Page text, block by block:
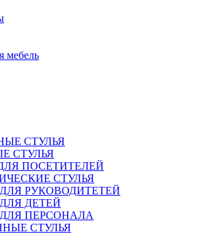
мебель
СТУЛЬЯ
СТУЛЬЯ
ПОСЕТИТЕЛЕЙ
СТУЛЬЯ
РУКОВОДИТЕТЕЙ
ДЕТЕЙ
ПЕРСОНАЛА
СТУЛЬЯ